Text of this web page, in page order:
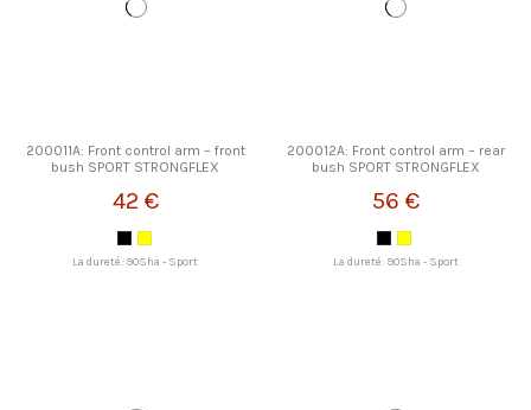
200011A: Front control arm – front
bush SPORT STRONGFLEX
42 €
La dureté: 90Sha - Sport
200012A: Front control arm – rear
bush SPORT STRONGFLEX
56 €
La dureté: 90Sha - Sport